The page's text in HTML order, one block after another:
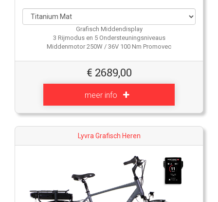
Grafisch Middendisplay
3 Rijmodus en 5 Ondersteuningsniveaus
Middenmotor 250W / 36V 100 Nm Promovec
€ 2689,00
meer info
Lyvra Grafisch Heren